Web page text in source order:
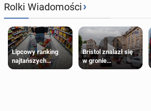
Rolki Wiadomości›
Lipcowy ranking
najtańszych
supermarketów
Bristol znalazł się
w gronie
najlepszych